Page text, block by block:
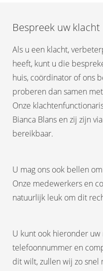
Bespreek uw klacht
Als u een klacht,
heeft, kunt u die
huis, coördinator of ons
proberen dan samen
Onze
Bianca Blans en zij zijn
bereikbaar.
U mag ons ook bellen
Onze medewerkers en
natuurlijk leuk om dit
U kunt ook hieronder uw
telefoonnummer en
dit wilt, zullen wij zo snel